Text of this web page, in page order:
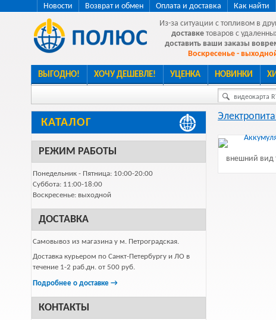
Новости Возврат и обмен Оплата и доставка Как найти
Из-за ситуации с топливом в
доставке товаров с
доставить ваши заказы
Воскресенье -
ВЫГОДНО! ХОЧУ ДЕШЕВЛЕ! УЦЕНКА НОВИНКИ
видеокарта
КАТАЛОГ
РЕЖИМ РАБОТЫ
Понедельник - Пятница: 10:00-20:00
Суббота: 11:00-18:00
Воскресенье: выходной
ДОСТАВКА
Самовывоз из магазина у м. Петроградская.
Доставка курьером по Санкт-Петербургу и ЛО в
течение 1-2 раб.дн. от 500 руб.
Подробнее о доставке →
КОНТАКТЫ
внешний вид